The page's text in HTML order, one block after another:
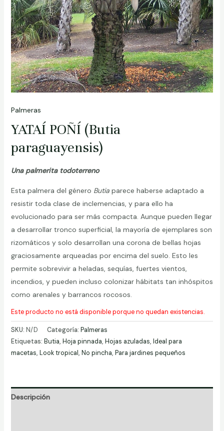
Palmeras
YATAÍ POÑÍ (Butia
paraguayensis)
Una palmerita todoterreno
Esta palmera del género Butiaparece haberse adaptado a
resistir toda clase de inclemencias, y para ello ha
evolucionado para ser más compacta. Aunque pueden llegar
a desarrollar tronco superficial, la mayoría de ejemplares son
rizomáticos y solo desarrollan una corona de bellas hojas
graciosamente arqueadas por encima del suelo. Esto les
permite sobrevivir a heladas, sequías, fuertes vientos,
incendios, y pueden incluso colonizar hábitats tan inhóspitos
como arenales y barrancos rocosos.
Este producto no está disponible porque no quedan existencias.
SKU: N/D Categoría: Palmeras
Etiquetas: Butia, Hoja pinnada, Hojas azuladas, Ideal para
macetas, Look tropical, No pincha, Para jardines pequeños
Descripción